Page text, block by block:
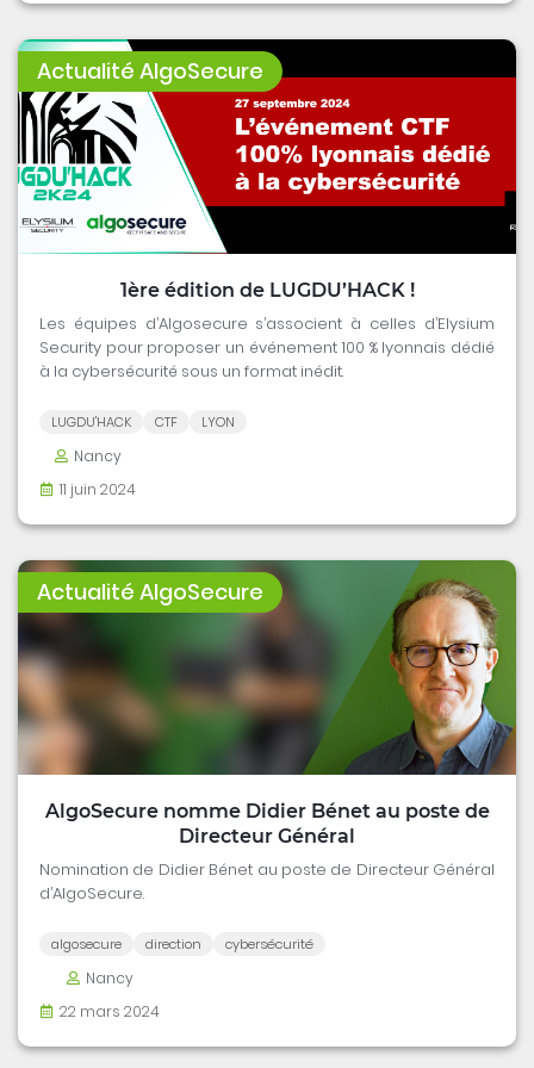
Actualité AlgoSecure
1ère édition de LUGDU’HACK !
Les équipes d’Algosecure s’associent à celles d’Elysium
Security pour proposer un événement 100 % lyonnais dédié
à la cybersécurité sous un format inédit.
LUGDU'HACK CTF LYON
Nancy
11 juin 2024
Actualité AlgoSecure
AlgoSecure nomme Didier Bénet au poste de
Directeur Général
Nomination de Didier Bénet au poste de Directeur Général
d’AlgoSecure.
algosecure direction cybersécurité
Nancy
22 mars 2024